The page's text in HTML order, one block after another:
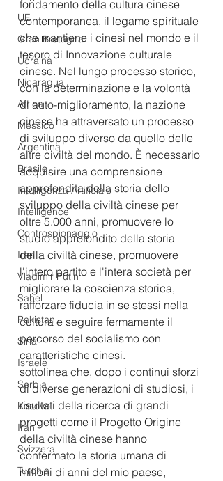
UE
Gran Bretagna
Ucraina
Nicaragua
Africa
Messico
Argentina
Brasile
Intelligenza Artificiale
Intelligence
Controspionaggio
Iran
Vladimir Putin
Sahel
Pakistan
Siria
Israele
Serbia
Kosovo
Iran
Svizzera
Turchia
fondamento della cultura cinese
contemporanea, il legame spirituale
che mantiene i cinesi nel mondo e il
tesoro di Innovazione culturale
cinese. Nel lungo processo storico,
con la determinazione e la volontà
di auto-miglioramento, la nazione
cinese ha attraversato un processo
di sviluppo diverso da quello delle
altre civiltà del mondo. È necessario
acquisire una comprensione
approfondita della storia dello
sviluppo della civiltà cinese per
oltre 5.000 anni, promuovere lo
studio approfondito della storia
della civiltà cinese, promuovere
l'intero partito e l'intera società per
migliorare la coscienza storica,
rafforzare fiducia in se stessi nella
cultura e seguire fermamente il
percorso del socialismo con
caratteristiche cinesi.
sottolinea che, dopo i continui sforzi
di diverse generazioni di studiosi, i
risultati della ricerca di grandi
progetti come il Progetto Origine
della civiltà cinese hanno
confermato la storia umana di
milioni di anni del mio paese,